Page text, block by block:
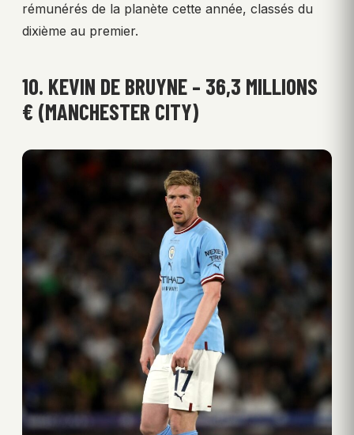
rémunérés de la planète cette année, classés du
dixième au premier.
10. KEVIN DE BRUYNE – 36,3 MILLIONS
€ (MANCHESTER CITY)